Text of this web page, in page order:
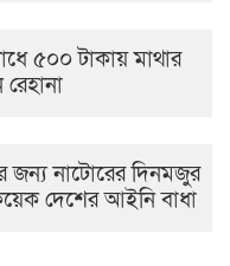
৫০০ টাকায় মাথার
জন্য নাটোরের দিনমজুর
দেশের আইনি বাধা